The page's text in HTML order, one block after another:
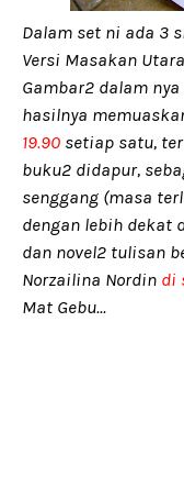
Dalam set ni ada 3
Versi Masakan
Gambar2 dalam
hasilnya
19.90 setiap satu,
buku2 didapur,
senggang (masa
dengan lebih dekat
dan novel2 tulisan
Norzailina Nordin di
Mat Gebu...